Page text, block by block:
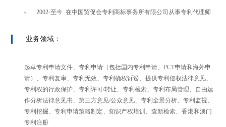
2002-至今 在中国贸促会专利商标事务所有限公司从事专利代理师
业务领域：
起草专利申请文件、专利申请（包括国内专利申请、PCT申请和海外申
请）、专利复审、专利无效、专利确权诉讼、提供专利侵权法律意见、
专利权的行政保护、专利许可/转让、专利检索、专利布局管理、自由运
作分析法律意见书、第三方意见/公众意见、专利全景分析、专利监视、
专利挖掘、专利申请策略制定、知识产权培训、查新检索、香港和澳门
专利注册